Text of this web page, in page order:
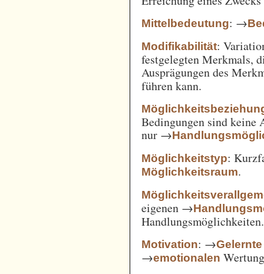
Mittelbedeutung: →
Modifikabilität:
festgelegten Merkmals,
Ausprägungen des
führen kann.
Bedingungen sind keine
nur →
Möglichkeitstyp:
Möglichkeitsraum.
eigenen →
Handlungsmöglichkeiten.
Motivation: →Gelernte
→emotionalen